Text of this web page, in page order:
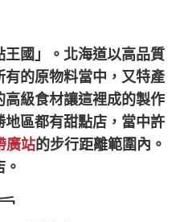
國」。北海道以高品質
的原物料當中，又特產
級食材讓這裡成的製作
區都有甜點店，當中許
廣站的步行距離範圍內。